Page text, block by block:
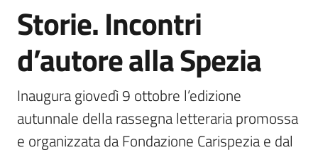
Merito
Civile
Medaglia
d'argento
al Valor
Militare
Salta al contenuto
Storie. Incontri
d’autore alla Spezia
Inaugura giovedì 9 ottobre l’edizione
autunnale della rassegna letteraria promossa
e organizzata da Fondazione Carispezia e dal